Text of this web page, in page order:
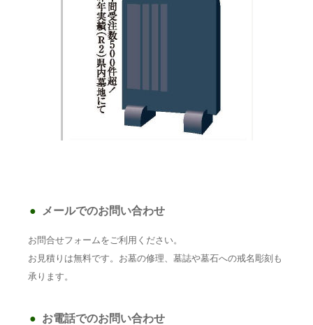
メールでのお問い合わせ
お問合せフォームをご利用ください。
お見積りは無料です。お墓の修理、墓誌や墓石への戒名彫刻も
承ります。
お電話でのお問い合わせ